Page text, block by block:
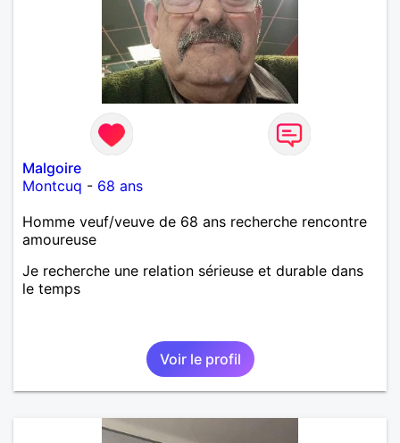
Malgoire
Montcuq - 68 ans
Homme veuf/veuve de 68 ans recherche rencontre
amoureuse
Je recherche une relation sérieuse et durable dans
le temps
Voir le profil